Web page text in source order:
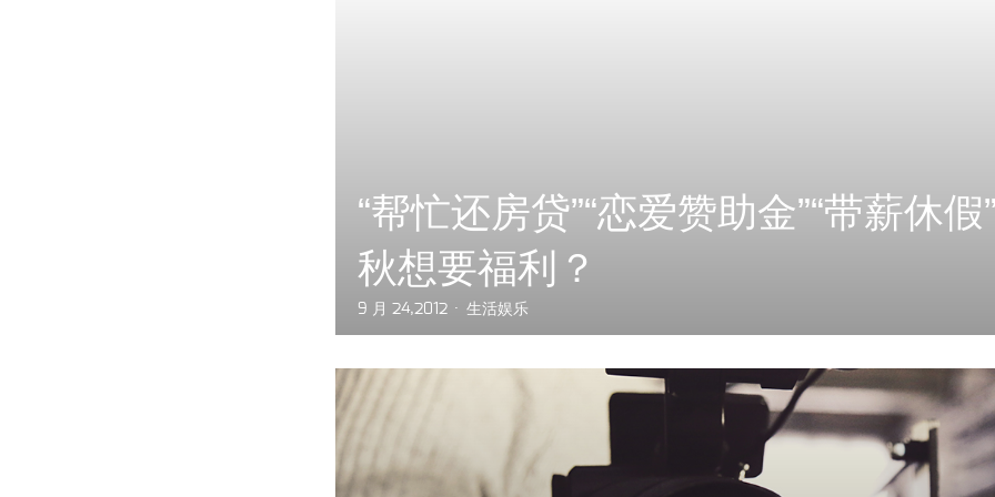
“帮忙还房贷”“恋爱赞助金”“带薪休
秋想要福利？
9 月 24,2012 生活娱乐